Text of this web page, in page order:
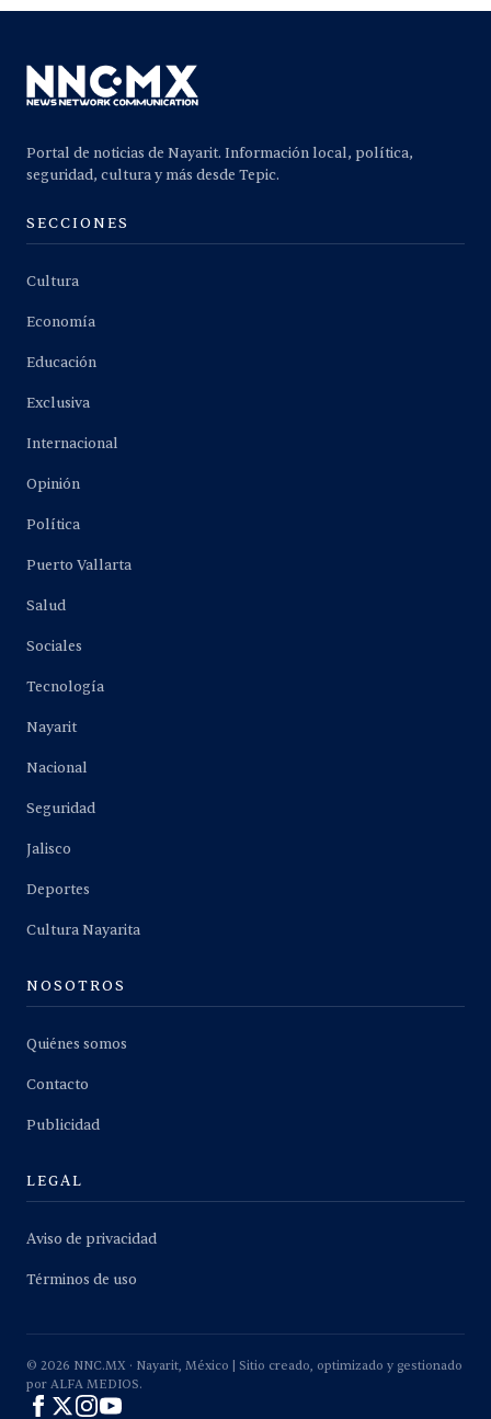
Portal de noticias de Nayarit. Información local, política,
seguridad, cultura y más desde Tepic.
SECCIONES
Cultura
Economía
Educación
Exclusiva
Internacional
Opinión
Política
Puerto Vallarta
Salud
Sociales
Tecnología
Nayarit
Nacional
Seguridad
Jalisco
Deportes
Cultura Nayarita
NOSOTROS
Quiénes somos
Contacto
Publicidad
LEGAL
Aviso de privacidad
Términos de uso
© 2026 NNC.MX · Nayarit, México | Sitio creado, optimizado y gestionado
por ALFA MEDIOS.